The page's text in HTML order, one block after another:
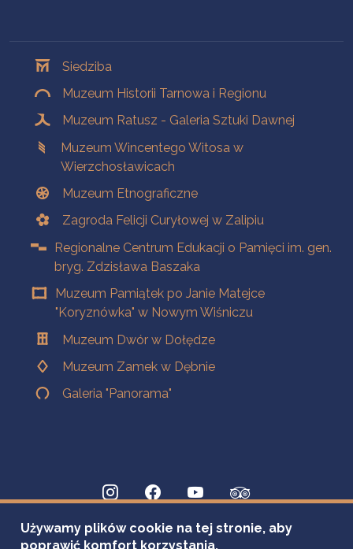
Siedziba
Muzeum Historii Tarnowa i Regionu
Muzeum Ratusz - Galeria Sztuki Dawnej
Muzeum Wincentego Witosa w
Wierzchosławicach
Muzeum Etnograficzne
Zagroda Felicji Curyłowej w Zalipiu
Regionalne Centrum Edukacji o Pamięci im. gen.
bryg. Zdzisława Baszaka
Muzeum Pamiątek po Janie Matejce
"Koryznówka" w Nowym Wiśniczu
Muzeum Dwór w Dołędze
Muzeum Zamek w Dębnie
Galeria "Panorama"
Używamy plików cookie na tej stronie, aby
poprawić komfort korzystania.